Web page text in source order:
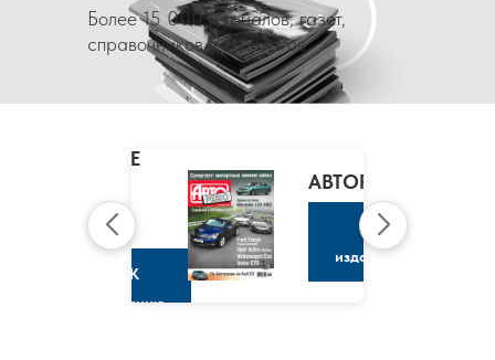
Более 15 000 журналов, газет,
справочников и каталогов
CLAIRE
МАРИ
КЛЭР
К
изданию
АВТОРЕВЮ
К
изданию